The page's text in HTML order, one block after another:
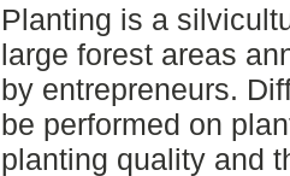
Planting is a
large forest areas
by entrepreneurs.
be performed on
planting quality and